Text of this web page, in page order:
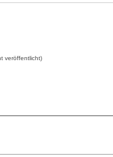
veröffentlicht)